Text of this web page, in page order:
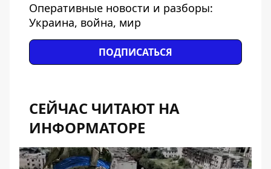
Оперативные новости и разборы:
Украина, война, мир
ПОДПИСАТЬСЯ
СЕЙЧАС ЧИТАЮТ НА
ИНФОРМАТОРЕ